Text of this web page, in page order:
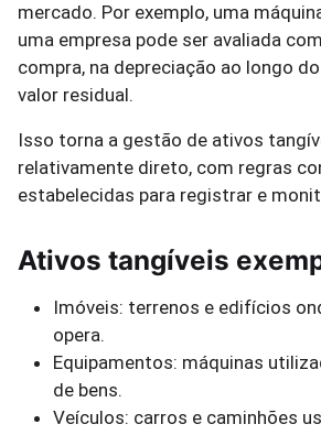
mercado. Por exemplo, uma
uma empresa pode ser avaliada
compra, na depreciação ao longo
valor residual.
Isso torna a gestão de ativos
relativamente direto, com regras
estabelecidas para registrar e
Ativos tangíveis
Imóveis: terrenos e edifícios
opera.
Equipamentos: máquinas
de bens.
Veículos: carros e caminhões